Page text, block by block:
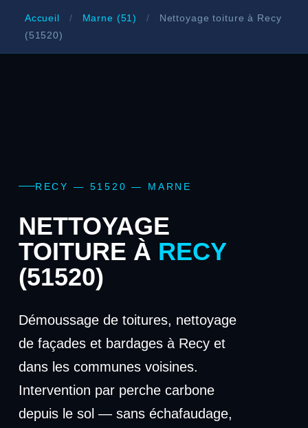
Accueil / Marne (51) /
Nettoyage toiture à Recy
(51520)
RECY — 51520 — MARNE
NETTOYAGE
TOITURE À RECY
(51520)
Démoussage de toitures, nettoyage
de façades et bardages à Recy et
dans les communes voisines.
Intervention par perche carbone
depuis le sol — sans échafaudage,